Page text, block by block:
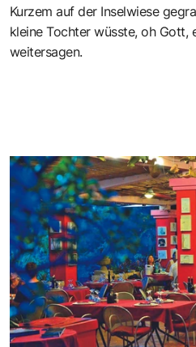
Kurzem auf der Inselwiese
kleine Tochter wüsste, oh Gott,
weitersagen.